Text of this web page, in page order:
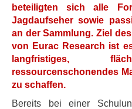
beteiligten sich alle
Jagdaufseher sowie
an der Sammlung. Ziel
von Eurac Research ist
langfristiges,
ressourcenschonendes
zu schaffen.
Bereits bei einer